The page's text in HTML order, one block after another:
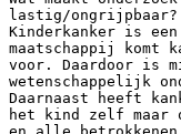
lastig/ongrijpbaar?
Kinderkanker is
maatschappij komt
voor. Daardoor is
wetenschappelijk
Daarnaast heeft
het kind zelf maar